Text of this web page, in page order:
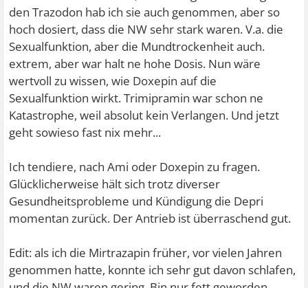
den Trazodon hab ich sie auch genommen, aber so
hoch dosiert, dass die NW sehr stark waren. V.a. die
Sexualfunktion, aber die Mundtrockenheit auch.
extrem, aber war halt ne hohe Dosis. Nun wäre
wertvoll zu wissen, wie Doxepin auf die
Sexualfunktion wirkt. Trimipramin war schon ne
Katastrophe, weil absolut kein Verlangen. Und jetzt
geht sowieso fast nix mehr...
Ich tendiere, nach Ami oder Doxepin zu fragen.
Glücklicherweise hält sich trotz diverser
Gesundheitsprobleme und Kündigung die Depri
momentan zurück. Der Antrieb ist überraschend gut.
Edit: als ich die Mirtrazapin früher, vor vielen Jahren
genommen hatte, konnte ich sehr gut davon schlafen,